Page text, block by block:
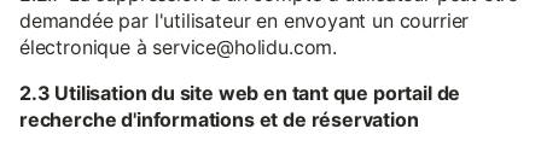
demandée par l'utilisateur en envoyant un courrier
électronique à service@holidu.com.
2.3 Utilisation du site web en tant que portail de
recherche d'informations et de réservation